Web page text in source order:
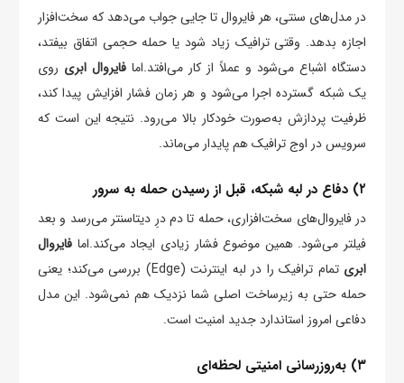
در مدل‌های سنتی، هر فایروال تا جایی جواب می‌دهد که سخت‌افزار
اجازه بدهد. وقتی ترافیک زیاد شود یا حمله حجمی اتفاق بیفتد،
دستگاه اشباع می‌شود و عملاً از کار می‌افتد.اما فایروال ابری روی
یک شبکه گسترده اجرا می‌شود و هر زمان فشار افزایش پیدا کند،
ظرفیت پردازش به‌صورت خودکار بالا می‌رود. نتیجه این است که
سرویس در اوج ترافیک هم پایدار می‌ماند.
۲) دفاع در لبه شبکه، قبل از رسیدن حمله به سرور
در فایروال‌های سخت‌افزاری، حمله تا دم درِ دیتاسنتر می‌رسد و بعد
فیلتر می‌شود. همین موضوع فشار زیادی ایجاد می‌کند.اما فایروال
ابری
تمام ترافیک را در لبه اینترنت (Edge) بررسی می‌کند؛ یعنی
حمله حتی به زیرساخت اصلی شما نزدیک هم نمی‌شود. این مدل
دفاعی امروز استاندارد جدید امنیت است.
۳) به‌روزرسانی امنیتی لحظه‌ای